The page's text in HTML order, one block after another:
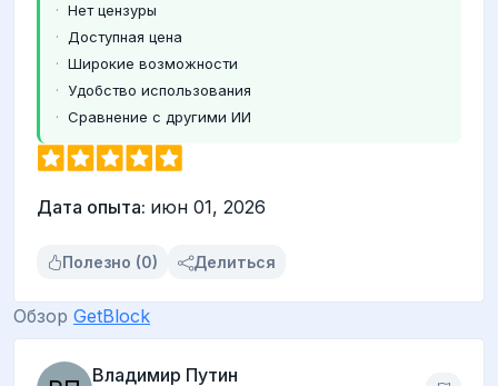
Нет цензуры
Доступная цена
Широкие возможности
Удобство использования
Сравнение с другими ИИ
Дата опыта: июн 01, 2026
Полезно (0) Делиться
Обзор GetBlock
Владимир Путин